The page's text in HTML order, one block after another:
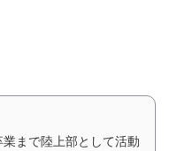
まで陸上部として活動